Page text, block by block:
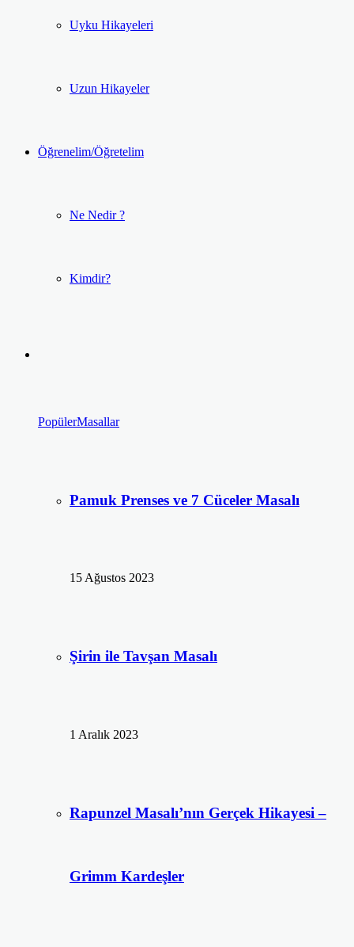
Uyku Hikayeleri
Uzun Hikayeler
Öğrenelim/Öğretelim
Ne Nedir ?
Kimdir?
PopülerMasallar
Pamuk Prenses ve 7 Cüceler Masalı
15 Ağustos 2023
Şirin ile Tavşan Masalı
1 Aralık 2023
Rapunzel Masalı’nın Gerçek Hikayesi –
Grimm Kardeşler